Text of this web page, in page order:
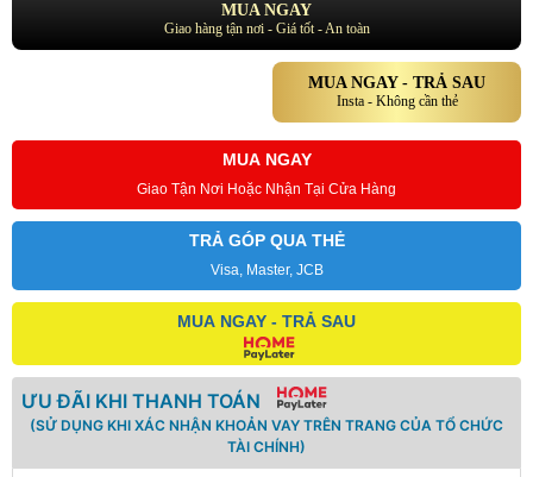
MUA NGAY
Giao hàng tận nơi - Giá tốt - An toàn
MUA NGAY - TRẢ SAU
Insta - Không cần thẻ
MUA NGAY
Giao Tận Nơi Hoặc Nhận Tại Cửa Hàng
TRẢ GÓP QUA THẺ
Visa, Master, JCB
MUA NGAY - TRẢ SAU
ƯU ĐÃI KHI THANH TOÁN
(SỬ DỤNG KHI XÁC NHẬN KHOẢN VAY TRÊN TRANG CỦA TỔ CHỨC
TÀI CHÍNH)